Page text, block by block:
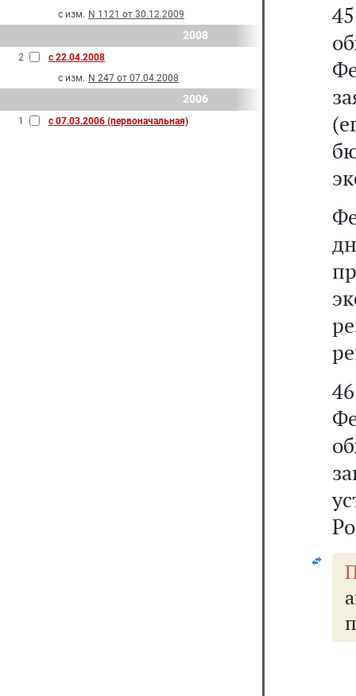
с изм. N 1121 от 30.12.2009
2008
2
с 22.04.2008
с изм. N 247 от 07.04.2008
2006
1 с 07.03.2006 (первоначальная)